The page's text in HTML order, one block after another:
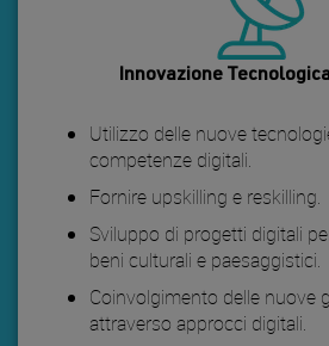
Innovazione
Utilizzo delle nuove
competenze digitali.
Fornire upskilling e reskilling.
Sviluppo di progetti digitali
beni culturali e paesaggistici.
Coinvolgimento delle nuove
attraverso approcci digitali.